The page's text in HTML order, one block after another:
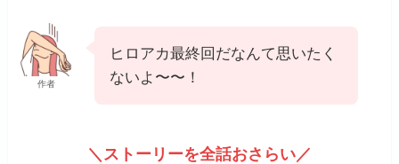
作者
ヒロアカ最終回だなんて思いたく
ないよ〜〜！
＼ストーリーを全話おさらい／